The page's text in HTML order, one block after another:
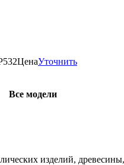
ЦенаУточнить
Все модели
изделий,